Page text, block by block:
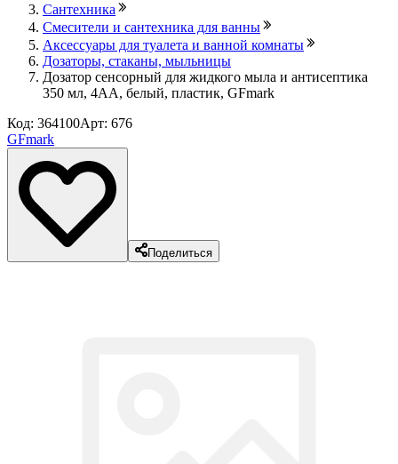
Сантехника
Смесители и сантехника для ванны
Аксессуары для туалета и ванной комнаты
Дозаторы, стаканы, мыльницы
Дозатор сенсорный для жидкого мыла и антисептика
350 мл, 4АА, белый, пластик, GFmark
Код: 364100Арт: 676
GFmark
Поделиться